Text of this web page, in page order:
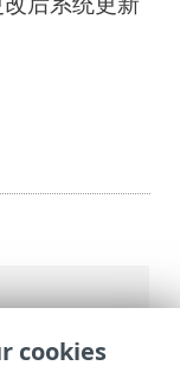
>常规
cookies